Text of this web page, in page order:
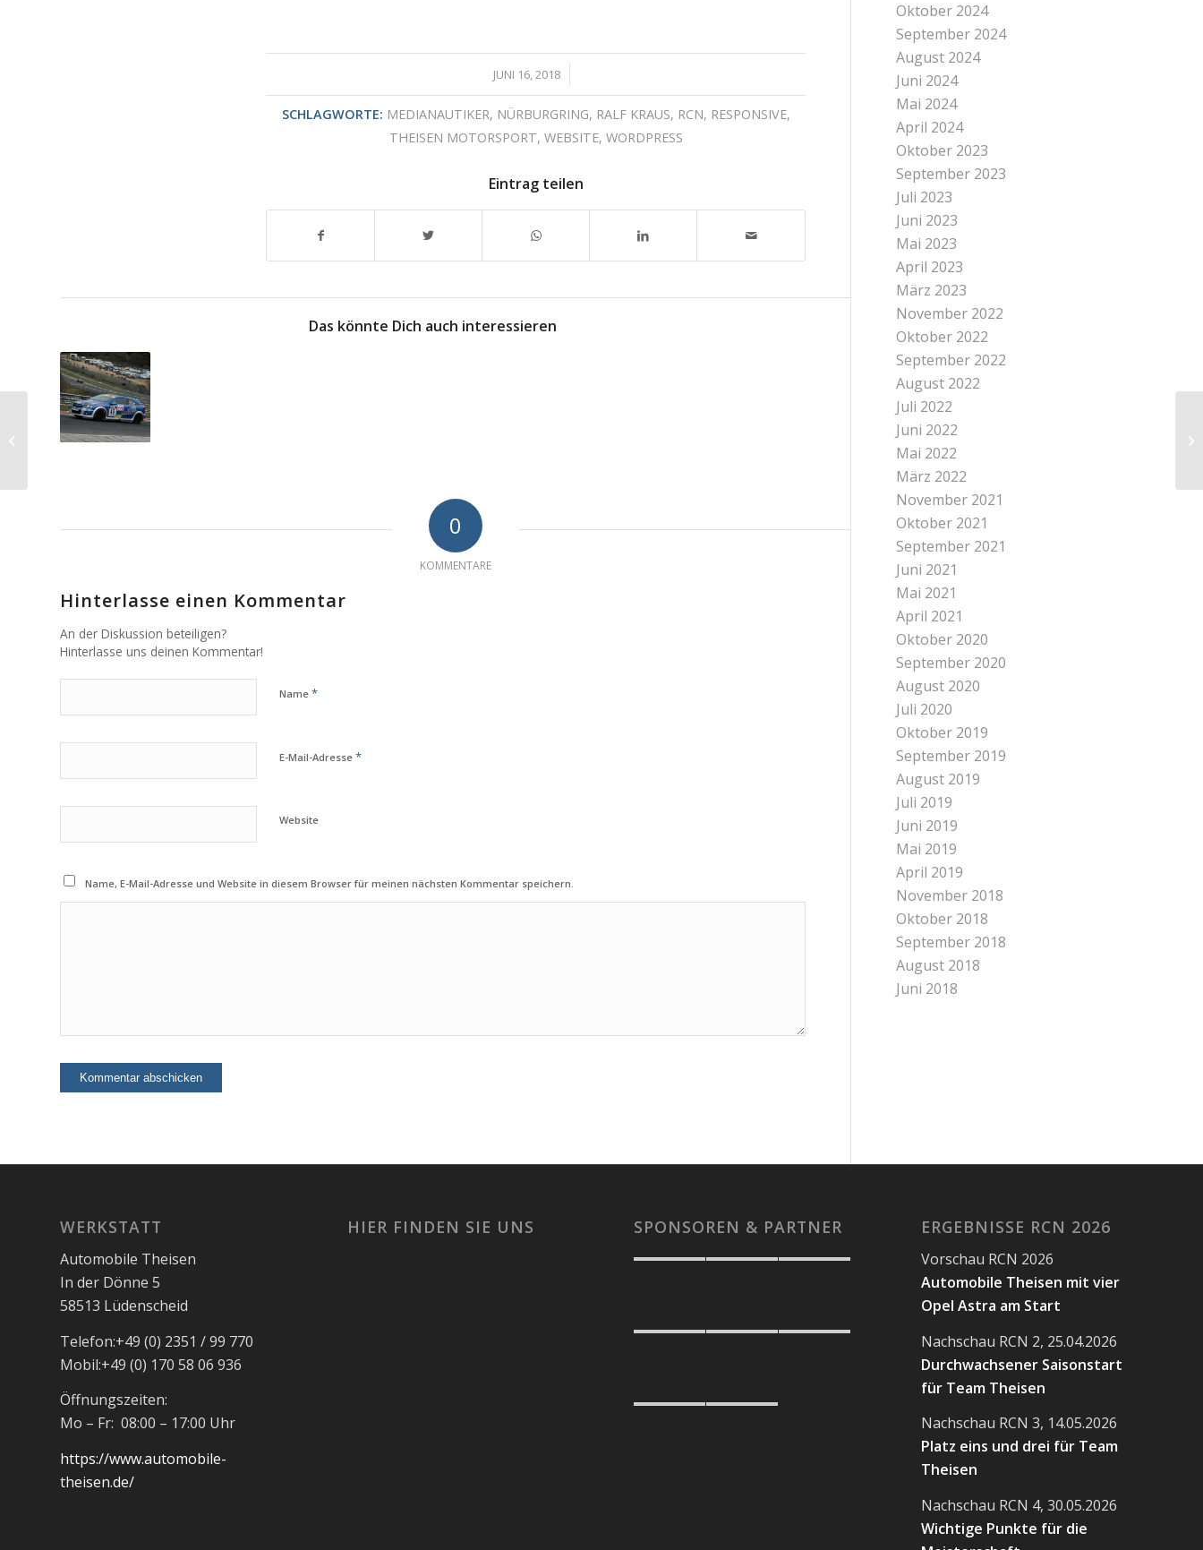
JUNI 16, 2018
/
SCHLAGWORTE: MEDIANAUTIKER, NÜRBURGRING, RALF KRAUS, RCN, RESPONSIVE,
THEISEN MOTORSPORT, WEBSITE, WORDPRESS
Eintrag teilen
Das könnte Dich auch interessieren
0
KOMMENTARE
Hinterlasse einen Kommentar
An der Diskussion beteiligen?
Hinterlasse uns deinen Kommentar!
Name *
E-Mail-Adresse *
Website
Name, E-Mail-Adresse und Website in diesem Browser für meinen nächsten Kommentar speichern.
Oktober 2024
September 2024
August 2024
Juni 2024
Mai 2024
April 2024
Oktober 2023
September 2023
Juli 2023
Juni 2023
Mai 2023
April 2023
März 2023
November 2022
Oktober 2022
September 2022
August 2022
Juli 2022
Juni 2022
Mai 2022
März 2022
November 2021
Oktober 2021
September 2021
Juni 2021
Mai 2021
April 2021
Oktober 2020
September 2020
August 2020
Juli 2020
Oktober 2019
September 2019
August 2019
Juli 2019
Juni 2019
Mai 2019
April 2019
November 2018
Oktober 2018
September 2018
August 2018
Juni 2018
WERKSTATT
Automobile Theisen
In der Dönne 5
58513 Lüdenscheid
Telefon:+49 (0) 2351 / 99 770
Mobil:+49 (0) 170 58 06 936
Öffnungszeiten:
Mo – Fr: 08:00 – 17:00 Uhr
https://www.automobile-
theisen.de/
HIER FINDEN SIE UNS SPONSOREN & PARTNER ERGEBNISSE RCN 2026
Vorschau RCN 2026
Automobile Theisen mit vier
Opel Astra am Start
Nachschau RCN 2, 25.04.2026
Durchwachsener Saisonstart
für Team Theisen
Nachschau RCN 3, 14.05.2026
Platz eins und drei für Team
Theisen
Nachschau RCN 4, 30.05.2026
Wichtige Punkte für die
Unser neuer Wagen: